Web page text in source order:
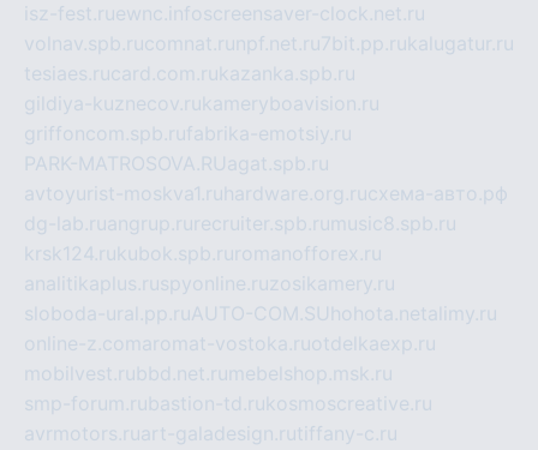
isz-fest.ruewnc.infoscreensaver-clock.net.ru
volnav.spb.rucomnat.ru npf.net.ru7bit.pp.rukalugatur.ru
tesiaes.rucard.com.rukazanka.spb.ru
gildiya-kuznecov.rukameryboavision.ru
griffoncom.spb.rufabrika-emotsiy.ru
PARK-MATROSOVA.RUagat.spb.ru
avtoyurist-moskva1.ru hardware.org.ruсхема-авто.рф
dg-lab.ruangrup.ru recruiter.spb.ru music8.spb.ru
krsk124.rukubok.spb.ru romanofforex.ru
analitikaplus.ruspyonline.ruzosikamery.ru
sloboda-ural.pp.ruAUTO-COM.SU hohota.netalimy.ru
online-z.comaromat-vostoka.ruotdelkaexp.ru
mobilvest.rubbd.net.ru mebelshop.msk.ru
smp-forum.rubastion-td.rukosmoscreative.ru
avrmotors.ruart-galadesign.rutiffany-c.ru